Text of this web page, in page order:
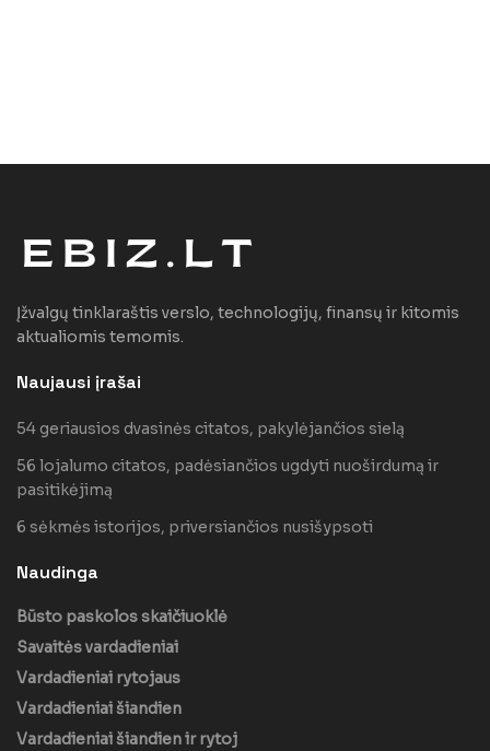
Įžvalgų tinklaraštis verslo, technologijų, finansų ir kitomis
aktualiomis temomis.
Naujausi įrašai
54 geriausios dvasinės citatos, pakylėjančios sielą
56 lojalumo citatos, padėsiančios ugdyti nuoširdumą ir
pasitikėjimą
6 sėkmės istorijos, priversiančios nusišypsoti
Naudinga
Būsto paskolos skaičiuoklė
Savaitės vardadieniai
Vardadieniai rytojaus
Vardadieniai šiandien
Vardadieniai šiandien ir rytoj